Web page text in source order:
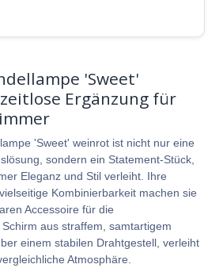
'Sweet'
Ergänzung für
'Sweet' weinrot ist nicht nur eine
sondern ein Statement-Stück,
Eleganz und Stil verleiht. Ihre
Kombinierbarkeit machen sie
Accessoire für die
aus straffem, samtartigem
einem stabilen Drahtgestell, verleiht
Atmosphäre.